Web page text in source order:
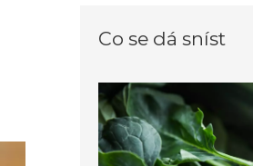
Co se dá sníst